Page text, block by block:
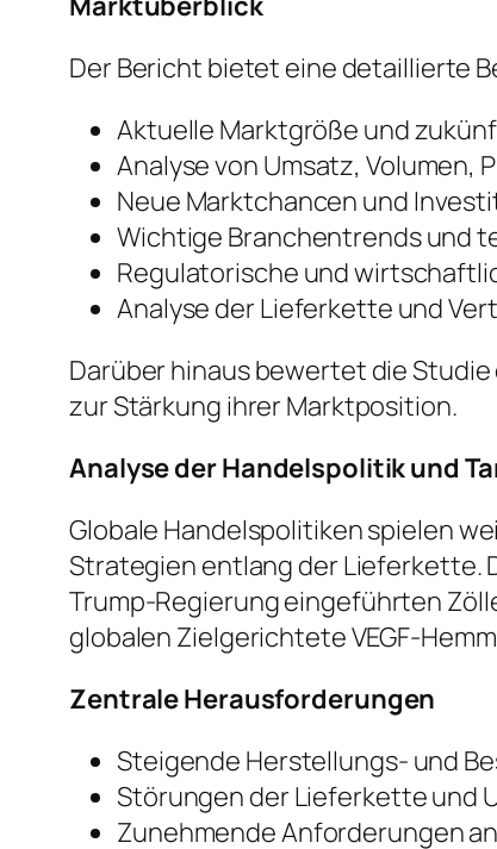
Der Bericht bietet eine detaillierte
Aktuelle Marktgröße und
Analyse von Umsatz, Volumen,
Neue Marktchancen und
Wichtige Branchentrends und
Regulatorische und
Analyse der Lieferkette und
Darüber hinaus bewertet die
zur Stärkung ihrer Marktposition.
Analyse der Handelspolitik und
Globale Handelspolitiken spielen
Strategien entlang der Lieferkette.
Trump-Regierung eingeführten
globalen Zielgerichtete VEGF-
Zentrale Herausforderungen
Steigende Herstellungs- und
Störungen der Lieferkette und
Zunehmende Anforderungen